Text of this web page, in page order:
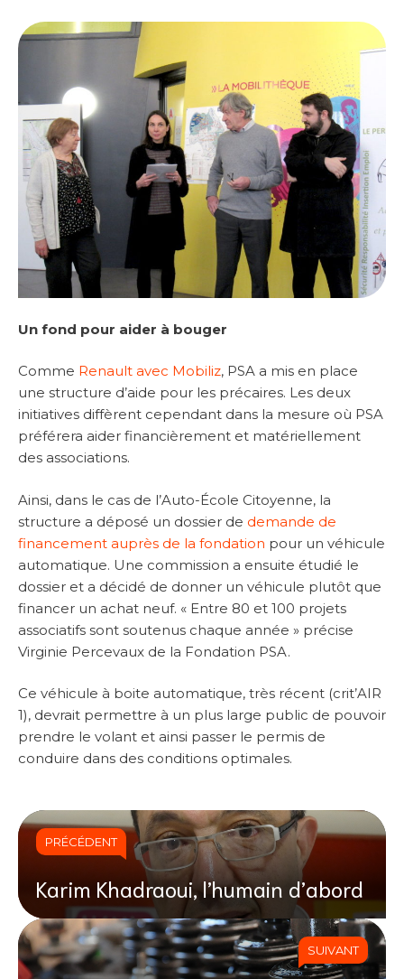
Un fond pour aider à bouger
Comme Renault avec Mobiliz, PSA a mis en place
une structure d’aide pour les précaires. Les deux
initiatives diffèrent cependant dans la mesure où PSA
préférera aider financièrement et matériellement
des associations.
Ainsi, dans le cas de l’Auto-École Citoyenne, la
structure a déposé un dossier de demande de
financement auprès de la fondation pour un véhicule
automatique. Une commission a ensuite étudié le
dossier et a décidé de donner un véhicule plutôt que
financer un achat neuf. « Entre 80 et 100 projets
associatifs sont soutenus chaque année » précise
Virginie Percevaux de la Fondation PSA.
Ce véhicule à boite automatique, très récent (crit’AIR
1), devrait permettre à un plus large public de pouvoir
prendre le volant et ainsi passer le permis de
conduire dans des conditions optimales.
PRÉCÉDENT
Karim Khadraoui, l’humain d’abord
SUIVANT